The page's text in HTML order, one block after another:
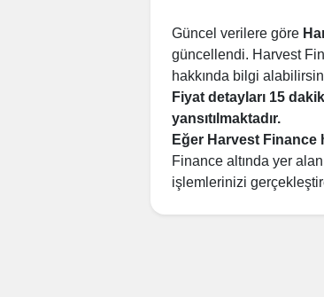
Güncel verilere göre
güncellendi. Harvest
hakkında bilgi
Fiyat detayları 15
yansıtılmaktadır.
Eğer Harvest
Finance altında yer
işlemlerinizi